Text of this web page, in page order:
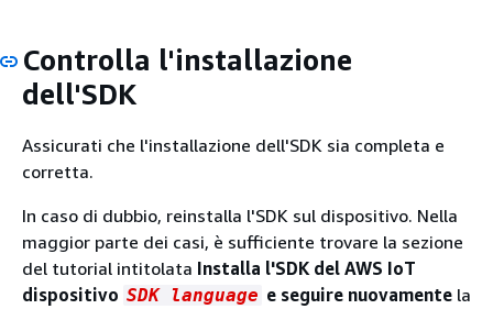
Controlla l'installazione
dell'SDK
Assicurati che l'installazione dell'SDK sia completa e
corretta.
In caso di dubbio, reinstalla l'SDK sul dispositivo. Nella
maggior parte dei casi, è sufficiente trovare la sezione
del tutorial intitolata Installa l'SDK del AWS IoT
dispositivo SDK language e seguire nuovamente la